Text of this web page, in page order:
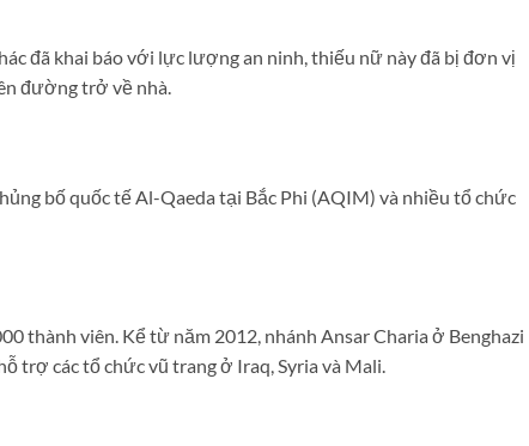
đã khai báo với lực lượng an ninh, thiếu nữ này đã bị đơn vị
đường trở về nhà.
bố quốc tế Al-Qaeda tại Bắc Phi (AQIM) và nhiều tổ chức
thành viên. Kể từ năm 2012, nhánh Ansar Charia ở Benghazi
trợ các tổ chức vũ trang ở Iraq, Syria và Mali.